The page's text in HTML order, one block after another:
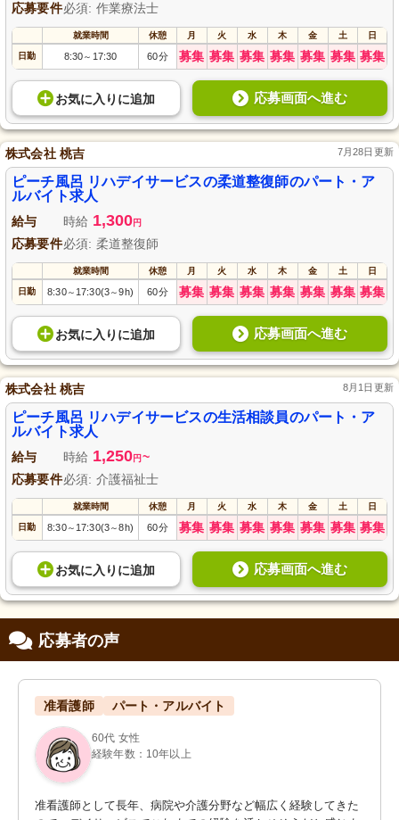
応募要件必須: 作業療法士
就業時間 休憩 月 火 水 木 金 土 日
日勤 8:30～ 17:30 60分 募集 募集 募集 募集 募集 募集 募集
お気に入り に追加 応募画面へ進む
株式会社 桃吉 7月28日更新
ピーチ風呂 リハデイサービスの柔道整復師のパート・ア
ルバイト求人
給与 時給 1,300円
応募要件必須: 柔道整復師
就業時間 休憩 月 火 水 木 金 土 日
日勤 8:30～ 17:30(3～9h) 60分 募集 募集 募集 募集 募集 募集 募集
お気に入り に追加 応募画面へ進む
株式会社 桃吉 8月1日更新
ピーチ風呂 リハデイサービスの生活相談員のパート・ア
ルバイト求人
給与 時給 1,250円 ~
応募要件必須: 介護福祉士
就業時間 休憩 月 火 水 木 金 土 日
日勤 8:30～ 17:30(3～8h) 60分 募集 募集 募集 募集 募集 募集 募集
お気に入り に追加 応募画面へ進む
応募者の声
准看護師 パート・アルバイト
60代 女性
経験年数：10年以上
准看護師として長年、病院や介護分野など幅広く経験してきた